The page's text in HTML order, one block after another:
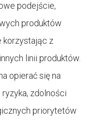
podejście,
produktów
korzystając z
linii produktów.
opierać się na
ryzyka, zdolności
priorytetów